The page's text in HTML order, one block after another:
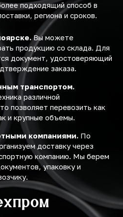
подходящий способ в
региона и сроков.
Вы можете
продукцию со склада. Для
документ, удостоверяющий
заказа.
транспортом.
различной
позволяет перевозить как
и крупные объемы.
компаниями. По
доставку через
компанию. Мы берем
упаковку и